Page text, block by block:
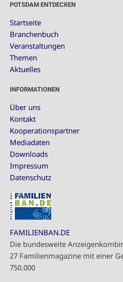
POTSDAM ENTDECKEN
Startseite
Branchenbuch
Veranstaltungen
Themen
Aktuelles
INFORMATIONEN
Über uns
Kontakt
Kooperationspartner
Mediadaten
Downloads
Impressum
Datenschutz
FAMILIENBAN.DE
Die bundesweite
27 Familienmagazine mit einer
750.000